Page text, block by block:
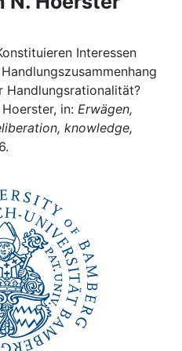
Interessen
Handlungsrationalität?
in: Erwägen,
knowledge,